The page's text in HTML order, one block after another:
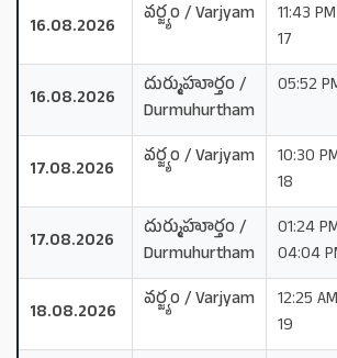
16.08.2026
వర్జ్యం / Varjyam
11:43
17
16.08.2026
దుర్ముహూర్తం /
Durmuhurtham
05:52
17.08.2026
వర్జ్యం / Varjyam
10:30
18
17.08.2026
దుర్ముహూర్తం /
Durmuhurtham
01:24
04:04
18.08.2026
వర్జ్యం / Varjyam
12:25
19